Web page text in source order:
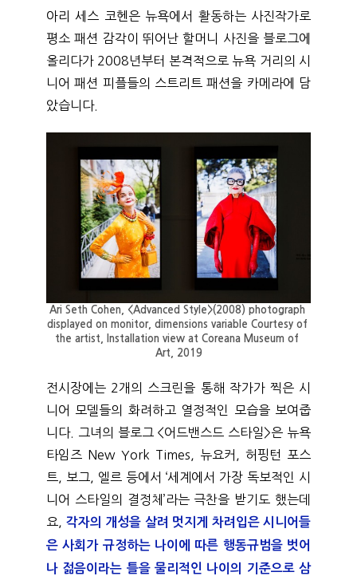
아리 세스 코헨은 뉴욕에서 활동하는 사진작가로
평소 패션 감각이 뛰어난 할머니 사진을 블로그에
올리다가 2008년부터 본격적으로 뉴욕 거리의 시
니어 패션 피플들의 스트리트 패션을 카메라에 담
았습니다.
Ari Seth Cohen, <Advanced Style>(2008) photograph
displayed on monitor, dimensions variable Courtesy of
the artist, Installation view at Coreana Museum of
Art, 2019
전시장에는 2개의 스크린을 통해 작가가 찍은 시
니어 모델들의 화려하고 열정적인 모습을 보여줍
니다. 그녀의 블로그 <어드밴스드 스타일>은 뉴욕
타임즈 New York Times, 뉴요커, 허핑턴 포스
트, 보그, 엘르 등에서 ‘세계에서 가장 독보적인 시
니어 스타일의 결정체’라는 극찬을 받기도 했는데
요, 각자의 개성을 살려 멋지게 차려입은 시니어들
은 사회가 규정하는 나이에 따른 행동규범을 벗어
나 젊음이라는 틀을 물리적인 나이의 기준으로 삼